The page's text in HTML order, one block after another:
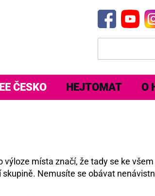
ČESKO HEJTOMAT O
místa značí, že tady se ke
Nemusíte se obávat